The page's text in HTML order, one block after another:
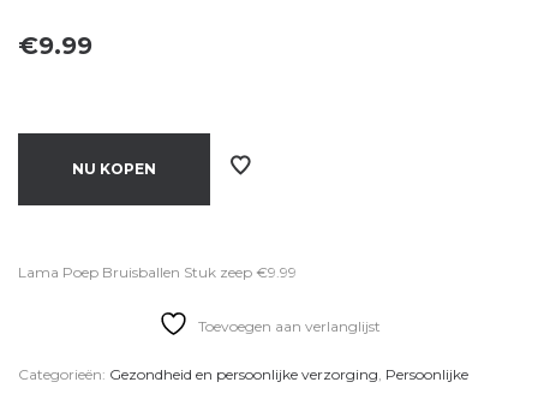
€9.99
NU KOPEN
Lama Poep Bruisballen Stuk zeep €9.99
Toevoegen aan verlanglijst
Categorieën: Gezondheid en persoonlijke verzorging, Persoonlijke